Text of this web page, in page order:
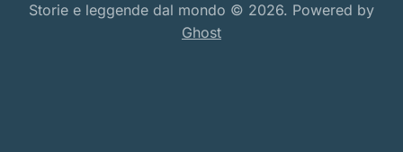
Storie e leggende dal mondo © 2026. Powered by
Ghost